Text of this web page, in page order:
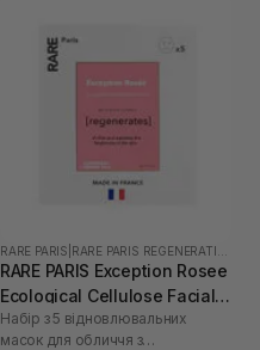
RARE PARIS
RARE PARIS Exception Rosee
Ecological Cellulose Facial
Mask 5 шт* 23 мл
Набір з 5 відновлювальних
масок для обличчя з